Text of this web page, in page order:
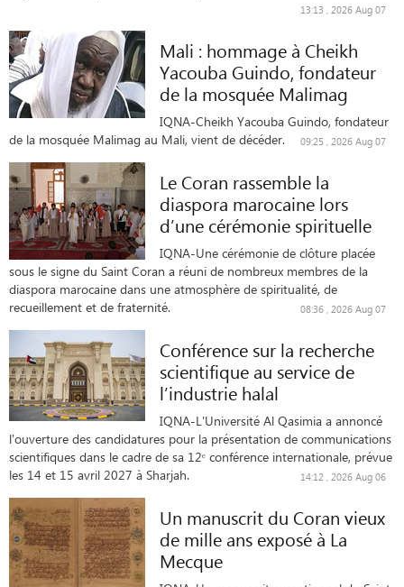
13:13 , 2026 Aug 07
Mali : hommage à Cheikh
Yacouba Guindo, fondateur
de la mosquée Malimag
IQNA-Cheikh Yacouba Guindo, fondateur
de la mosquée Malimag au Mali, vient de décéder.
09:25 , 2026 Aug 07
Le Coran rassemble la
diaspora marocaine lors
d’une cérémonie spirituelle
IQNA-Une cérémonie de clôture placée
sous le signe du Saint Coran a réuni de nombreux membres de la
diaspora marocaine dans une atmosphère de spiritualité, de
recueillement et de fraternité.
08:36 , 2026 Aug 07
Conférence sur la recherche
scientifique au service de
l’industrie halal
IQNA-L'Université Al Qasimia a annoncé
l'ouverture des candidatures pour la présentation de communications
scientifiques dans le cadre de sa 12ᵉ conférence internationale, prévue
les 14 et 15 avril 2027 à Sharjah.
14:12 , 2026 Aug 06
Un manuscrit du Coran vieux
de mille ans exposé à La
Mecque